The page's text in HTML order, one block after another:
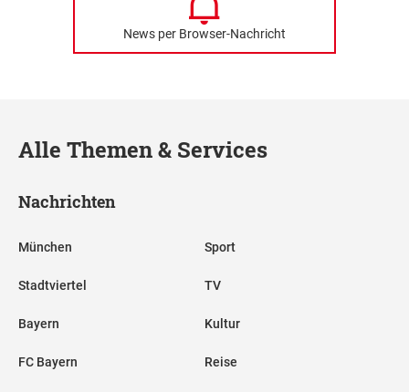
News per Browser-Nachricht
Alle Themen & Services
Nachrichten
München
Stadtviertel
Bayern
FC Bayern
Sport
TV
Kultur
Reise